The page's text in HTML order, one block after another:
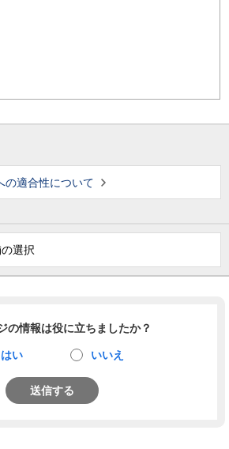
の適合性について
選択
の情報は役に立ちましたか？
はい いいえ
送信する